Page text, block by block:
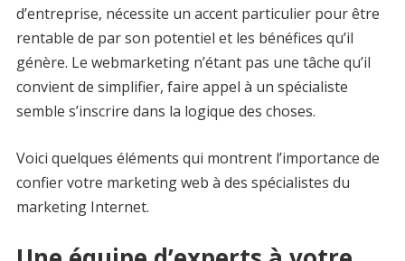
d’entreprise, nécessite un accent particulier pour être
rentable de par son potentiel et les bénéfices qu’il
génère. Le webmarketing n’étant pas une tâche qu’il
convient de simplifier, faire appel à un spécialiste
semble s’inscrire dans la logique des choses.
Voici quelques éléments qui montrent l’importance de
confier votre marketing web à des spécialistes du
marketing Internet.